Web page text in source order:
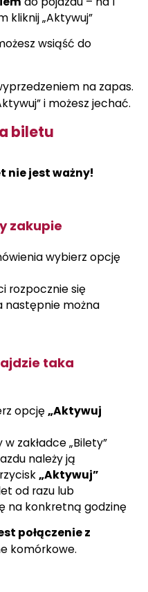
kliknij „Aktywuj”
wsiąść do
na zapas.
i możesz jechać.
biletu
nie jest ważny!
zakupie
wybierz opcję
rozpocznie się
następnie można
taka
opcję „Aktywuj
zakładce „Bilety”
należy ją
„Aktywuj”
od razu lub
na konkretną godzinę
połączenie z
komórkowe.